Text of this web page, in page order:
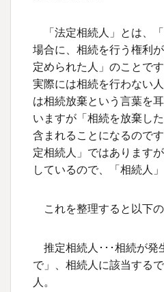
「法定相続人」とは、
場合に、相続を行う権利
定められた人」のことで
実際には相続を行わない
は相続放棄という言葉を
いますが「相続を放棄し
含まれることになるので
定相続人」ではあります
しているので、「相続人
これを整理すると以下
推定相続人･･･相続が発
で」、相続人に該当する
人。